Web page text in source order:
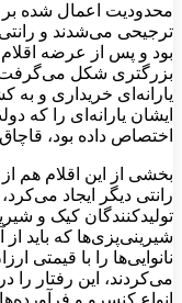
محدودیت‌ اعمال شده بر
ترجیحی می‌شدند و
بود و پس از عرضه اقلام
بزرگتری شکل می‌گرفت،
یارانه‌ای خریداری و
ایشان یارانه‌ای را که
اختصاص داده بود،
بخشی از این اقلام هم
رانتی دیگر ایجاد
تولیدکنندگان کیک و
شیرینی‌پزی‌ها که باید از
نانوایی‌ها را با قیمتی
می‌کردند، این رفتار